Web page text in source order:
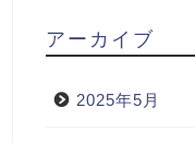
アーカイブ
2025年5月